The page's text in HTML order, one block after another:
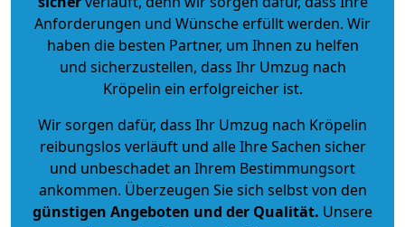
Anforderungen und Wünsche erfüllt werden. Wir
haben die besten Partner, um Ihnen zu helfen
und sicherzustellen, dass Ihr Umzug nach
Kröpelin ein erfolgreicher ist.
Wir sorgen dafür, dass Ihr Umzug nach Kröpelin
reibungslos verläuft und alle Ihre Sachen sicher
und unbeschadet an Ihrem Bestimmungsort
ankommen. Überzeugen Sie sich selbst von den
günstigen Angeboten und der Qualität. Unsere